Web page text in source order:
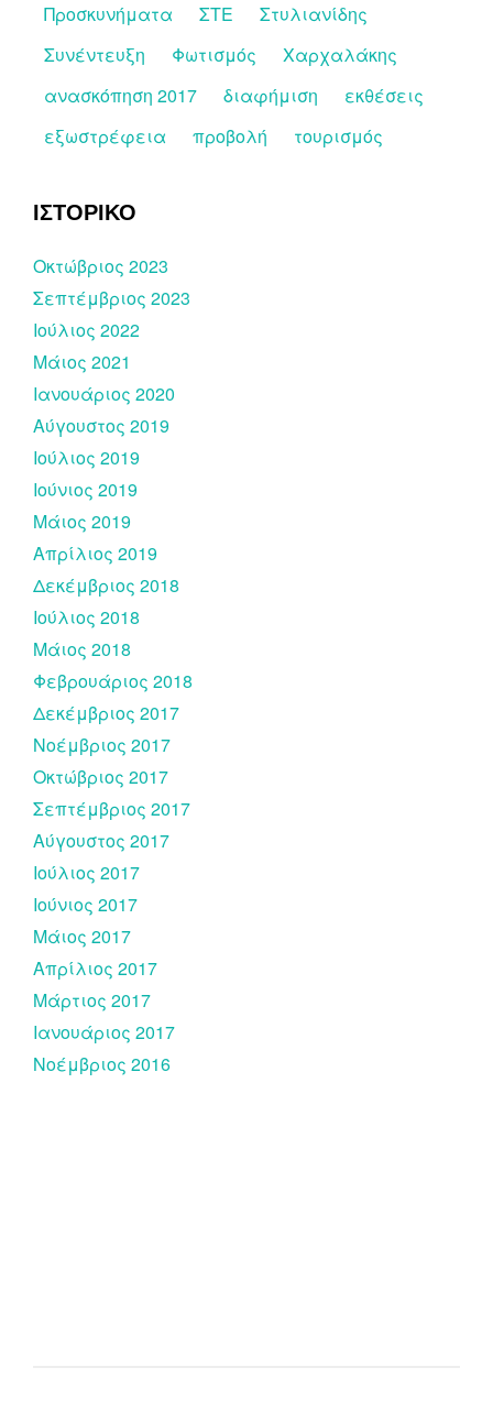
Προσκυνήματα
ΣΤΕ
Στυλιανίδης
Συνέντευξη
Φωτισμός
Χαρχαλάκης
ανασκόπηση 2017
διαφήμιση
εκθέσεις
εξωστρέφεια
προβολή τουρισμός
ΙΣΤΟΡΙΚΟ
Οκτώβριος 2023
Σεπτέμβριος 2023
Ιούλιος 2022
Μάιος 2021
Ιανουάριος 2020
Αύγουστος 2019
Ιούλιος 2019
Ιούνιος 2019
Μάιος 2019
Απρίλιος 2019
Δεκέμβριος 2018
Ιούλιος 2018
Μάιος 2018
Φεβρουάριος 2018
Δεκέμβριος 2017
Νοέμβριος 2017
Οκτώβριος 2017
Σεπτέμβριος 2017
Αύγουστος 2017
Ιούλιος 2017
Ιούνιος 2017
Μάιος 2017
Απρίλιος 2017
Μάρτιος 2017
Ιανουάριος 2017
Νοέμβριος 2016